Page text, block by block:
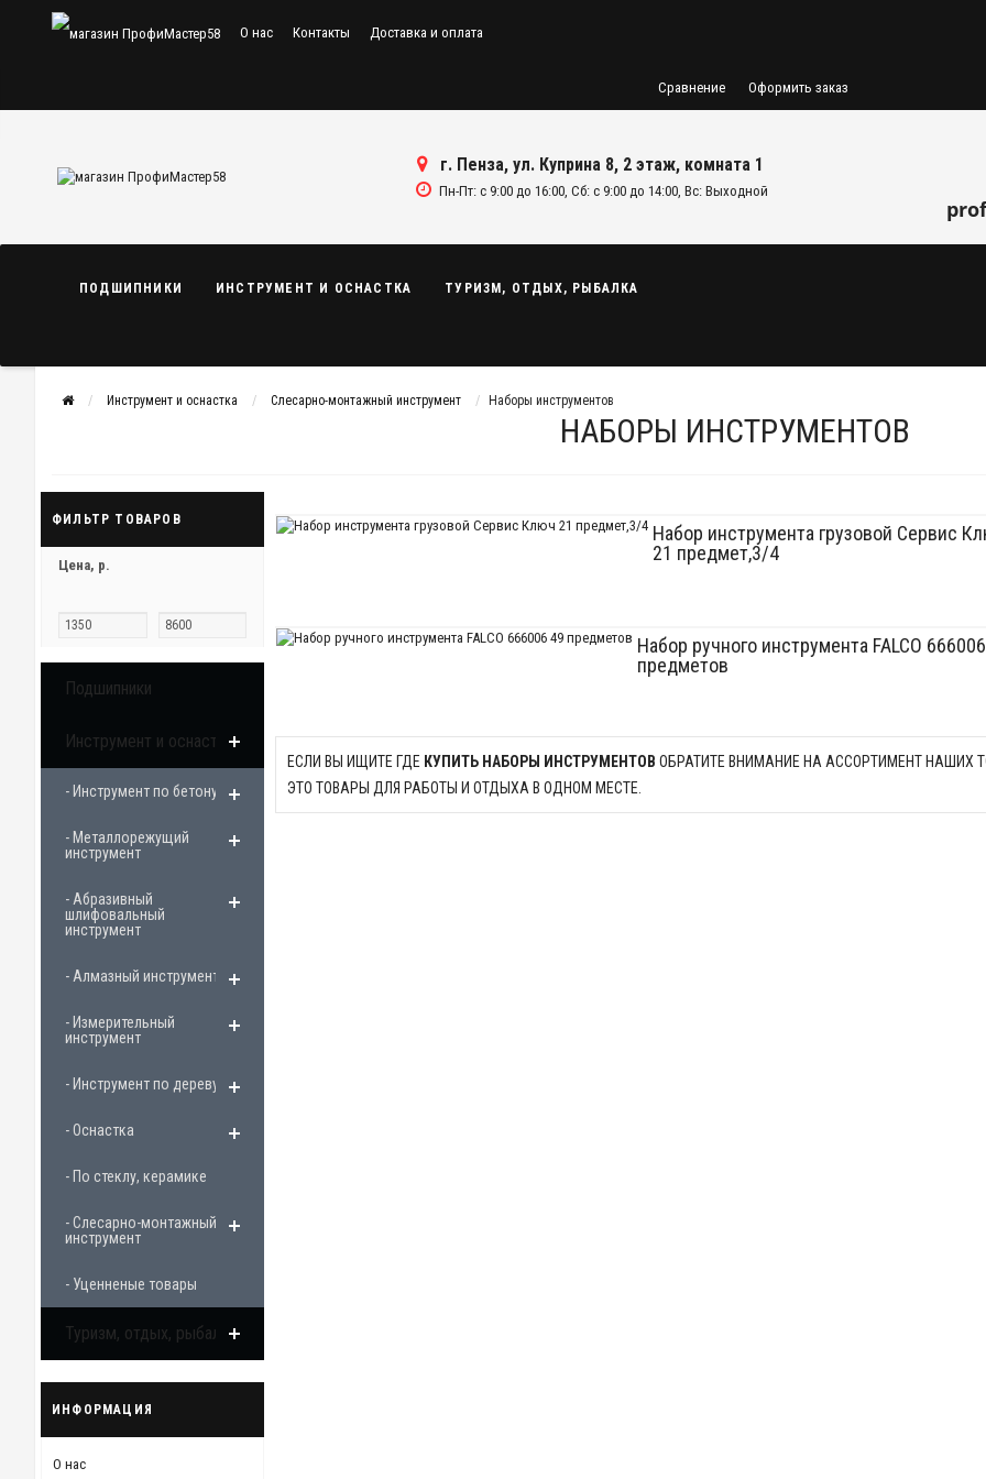
О нас Контакты Доставка и оплата
Сравнение Оформить заказ
г. Пенза, ул. Куприна 8, 2 этаж, комната 1
Пн-Пт: с 9:00 до 16:00, Сб: с 9:00 до 14:00, Вс: Выходной
ПОДШИПНИКИ ИНСТРУМЕНТ И ОСНАСТКА ТУРИЗМ, ОТДЫХ, РЫБАЛКА
Инструмент и оснастка Слесарно-монтажный инструмент Наборы инструментов
НАБОРЫ ИНСТРУМЕНТОВ
ФИЛЬТР ТОВАРОВ
Цена, р.
Подшипники
Инструмент и оснастка
- Инструмент по бетону
- Металлорежущий
инструмент
- Абразивный
шлифовальный
инструмент
- Алмазный инструмент
- Измерительный
инструмент
- Инструмент по дереву
- Оснастка
- По стеклу, керамике
- Слесарно-монтажный
инструмент
- Уценненые товары
Туризм, отдых, рыбалка
ИНФОРМАЦИЯ
О нас
Набор инструмента грузовой Сервис
21 предмет,3/4
Набор ручного инструмента FALCO
предметов
ЕСЛИ ВЫ ИЩИТЕ ГДЕ КУПИТЬ НАБОРЫ ИНСТРУМЕНТОВ ОБРАТИТЕ ВНИМАНИЕ НА АССОРТИМЕНТ НАШИХ
ЭТО ТОВАРЫ ДЛЯ РАБОТЫ И ОТДЫХА В ОДНОМ МЕСТЕ.